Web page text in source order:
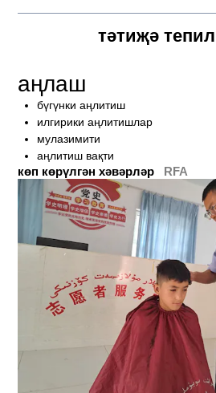
тәтиҗә
аңлаш
бүгүнки аңлитиш
илгирики аңлитишлар
мулазимити
аңлитиш вақти
көп көрүлгән хәвәрләр RFA